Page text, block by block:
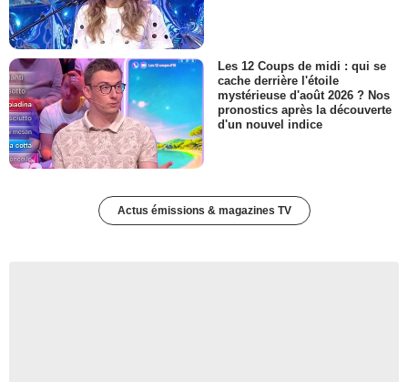
Les 12 Coups de midi : qui se
cache derrière l'étoile
mystérieuse d'août 2026 ? Nos
pronostics après la découverte
d'un nouvel indice
Actus émissions & magazines TV